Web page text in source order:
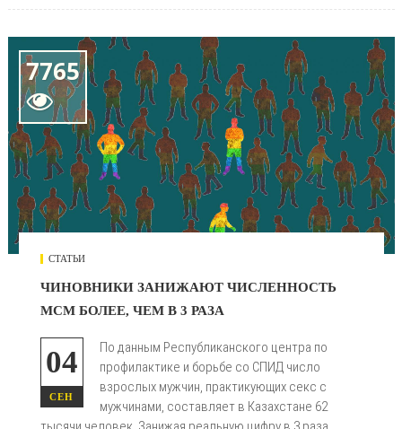
7765

СТАТЬИ
ЧИНОВНИКИ ЗАНИЖАЮТ ЧИСЛЕННОСТЬ
МСМ БОЛЕЕ, ЧЕМ В 3 РАЗА
04
СЕН
По данным Республиканского центра по
профилактике и борьбе со СПИД число
взрослых мужчин, практикующих секс с
мужчинами, составляет в Казахстане 62